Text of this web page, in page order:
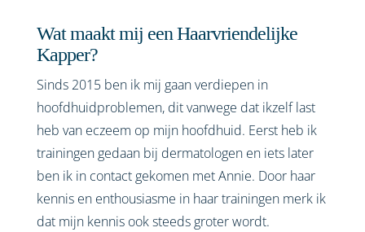
Wat maakt mij een Haarvriendelijke
Kapper?
Sinds 2015 ben ik mij gaan verdiepen in
hoofdhuidproblemen, dit vanwege dat ikzelf last
heb van eczeem op mijn hoofdhuid. Eerst heb ik
trainingen gedaan bij dermatologen en iets later
ben ik in contact gekomen met Annie. Door haar
kennis en enthousiasme in haar trainingen merk ik
dat mijn kennis ook steeds groter wordt.